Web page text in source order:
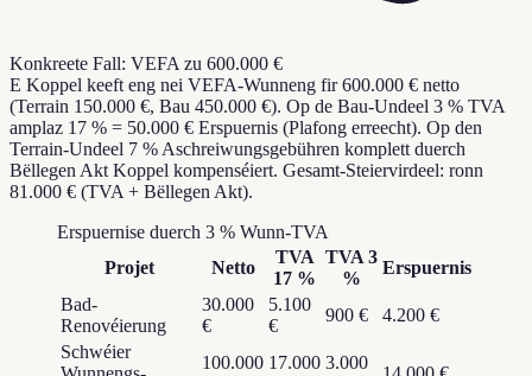
Konkreete Fall: VEFA zu 600.000 €
E Koppel keeft eng nei VEFA-Wunneng fir 600.000 € netto
(Terrain 150.000 €, Bau 450.000 €). Op de Bau-Undeel 3 % TVA
amplaz 17 % = 50.000 € Erspuernis (Plafong erreecht). Op den
Terrain-Undeel 7 % Aschreiwungsgebühren komplett duerch
Bëllegen Akt Koppel kompenséiert. Gesamt-Steiervirdeel: ronn
81.000 € (TVA + Bëllegen Akt).
Erspuernise duerch 3 % Wunn-TVA
Projet
Netto
TVA
17 %
TVA 3
%
Erspuernis
Bad-
Renovéierung
30.000
€
5.100
€
900 €
4.200 €
Schwéier
100.000 17.000 3.000